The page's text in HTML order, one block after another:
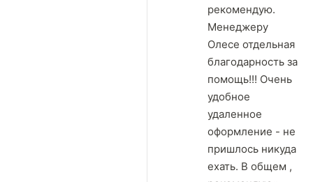
рекомендую.
Менеджеру
Олесе отдельная
благодарность за
помощь!!! Очень
удобное
удаленное
оформление - не
пришлось никуда
ехать. В общем ,